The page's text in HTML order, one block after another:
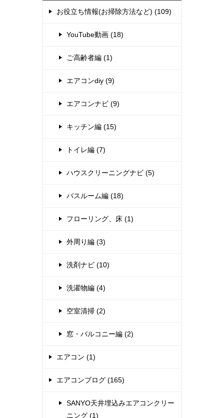
お役立ち情報(お掃除方法など) (109)
YouTube動画 (18)
ご高齢者編 (1)
エアコンdiy (9)
エアコンナビ (9)
キッチン編 (15)
トイレ編 (7)
ハウスクリーニングナビ (5)
バスルーム編 (18)
フローリング、床 (1)
外周り編 (3)
洗剤ナビ (10)
洗濯物編 (4)
空室清掃 (2)
窓・バルコニー編 (2)
エアコン (1)
エアコンブログ (165)
SANYO天井埋込みエアコンクリー
ニング (1)